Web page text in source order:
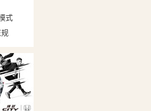
式